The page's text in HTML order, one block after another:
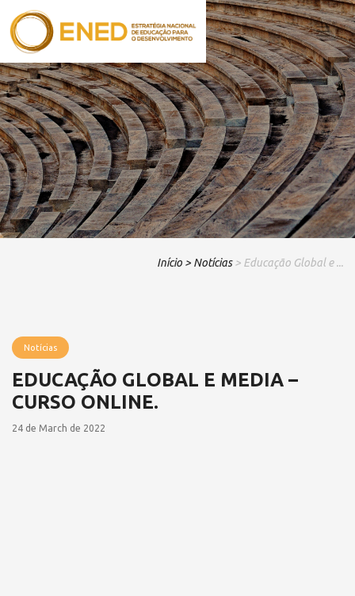
Início > Notícias > Educação Global e ...
Notícias
EDUCAÇÃO GLOBAL E MEDIA –
CURSO ONLINE.
24 de March de 2022